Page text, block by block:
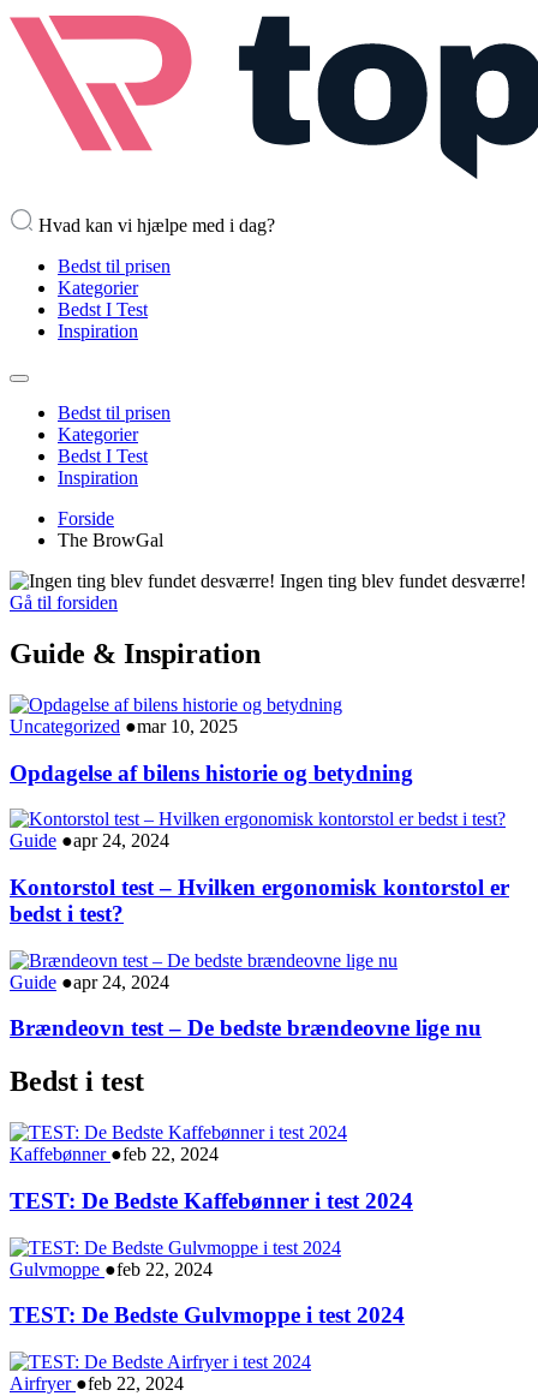
Hvad kan vi hjælpe med i dag?
Bedst til prisen
Kategorier
Bedst I Test
Inspiration
Bedst til prisen
Kategorier
Bedst I Test
Inspiration
Forside
The BrowGal
Ingen ting blev fundet desværre!
Gå til forsiden
Guide & Inspiration
Uncategorized ●mar 10, 2025
Opdagelse af bilens historie og betydning
Guide ●apr 24, 2024
Kontorstol test – Hvilken ergonomisk kontorstol er
bedst i test?
Guide ●apr 24, 2024
Brændeovn test – De bedste brændeovne lige nu
Bedst i test
Kaffebønner ●feb 22, 2024
TEST: De Bedste Kaffebønner i test 2024
Gulvmoppe ●feb 22, 2024
TEST: De Bedste Gulvmoppe i test 2024
Airfryer ●feb 22, 2024